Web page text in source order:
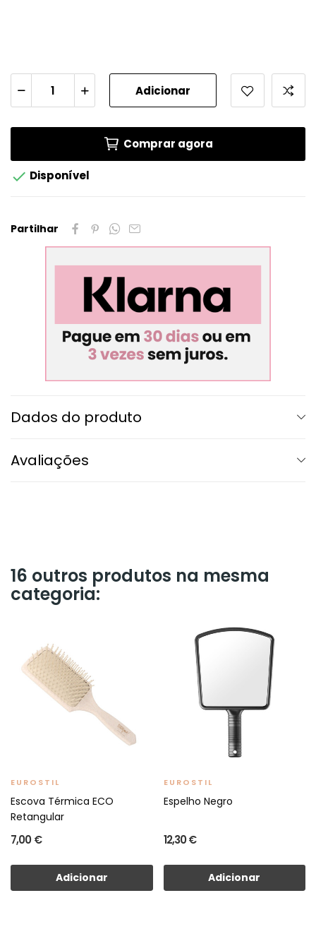
Adicionar
Comprar agora
 Disponível
Partilhar
Dados do produto
Avaliações
16 outros produtos na mesma
categoria:
EUROSTIL
Escova Térmica ECO
Retangular
7,00 €
Adicionar
EUROSTIL
Espelho Negro
12,30 €
Adicionar